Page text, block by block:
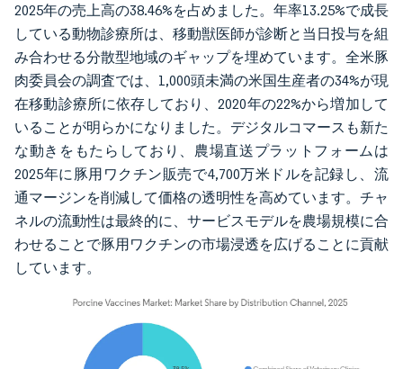
2025年の売上高の38.46%を占めました。年率13.25%で成長
している動物診療所は、移動獣医師が診断と当日投与を組
み合わせる分散型地域のギャップを埋めています。全米豚
肉委員会の調査では、1,000頭未満の米国生産者の34%が現
在移動診療所に依存しており、2020年の22%から増加して
いることが明らかになりました。デジタルコマースも新た
な動きをもたらしており、農場直送プラットフォームは
2025年に豚用ワクチン販売で4,700万米ドルを記録し、流
通マージンを削減して価格の透明性を高めています。チャ
ネルの流動性は最終的に、サービスモデルを農場規模に合
わせることで豚用ワクチンの市場浸透を広げることに貢献
しています。